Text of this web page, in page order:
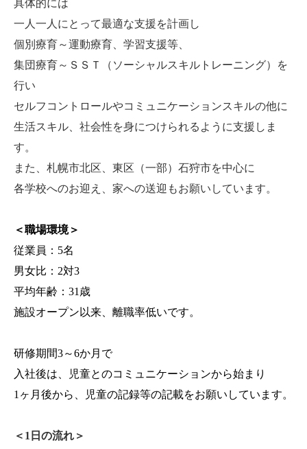
具体的には
一人一人にとって最適な支援を計画し
個別療育～運動療育、学習支援等、
集団療育～ＳＳＴ（ソーシャルスキルトレーニング）を
行い
セルフコントロールやコミュニケーションスキルの他に
生活スキル、社会性を身につけられるように支援しま
す。
また、札幌市北区、東区（一部）石狩市を中心に
各学校へのお迎え、家への送迎もお願いしています。
＜職場環境＞
従業員：5名
男女比：2対3
平均年齢：31歳
施設オープン以来、離職率低いです。
研修期間3～6か月で
入社後は、児童とのコミュニケーションから始まり
1 ヶ月後から、児童の記録等の記載をお願いしています。
＜1日の流れ＞